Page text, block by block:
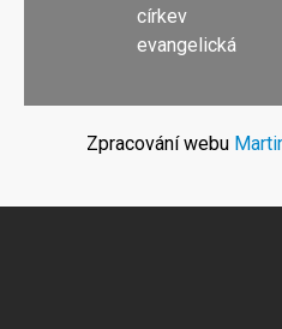
církev
evangelická
Zpracování webu